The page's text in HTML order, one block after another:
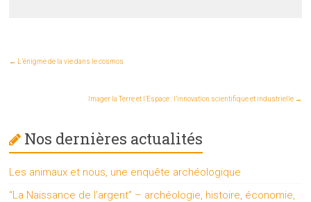
← L’énigme de la vie dans le cosmos
Imager la Terre et l’Espace : l’innovation scientifique et industrielle →
Nos dernières actualités
Les animaux et nous, une enquête archéologique
“La Naissance de l’argent” – archéologie, histoire, économie,